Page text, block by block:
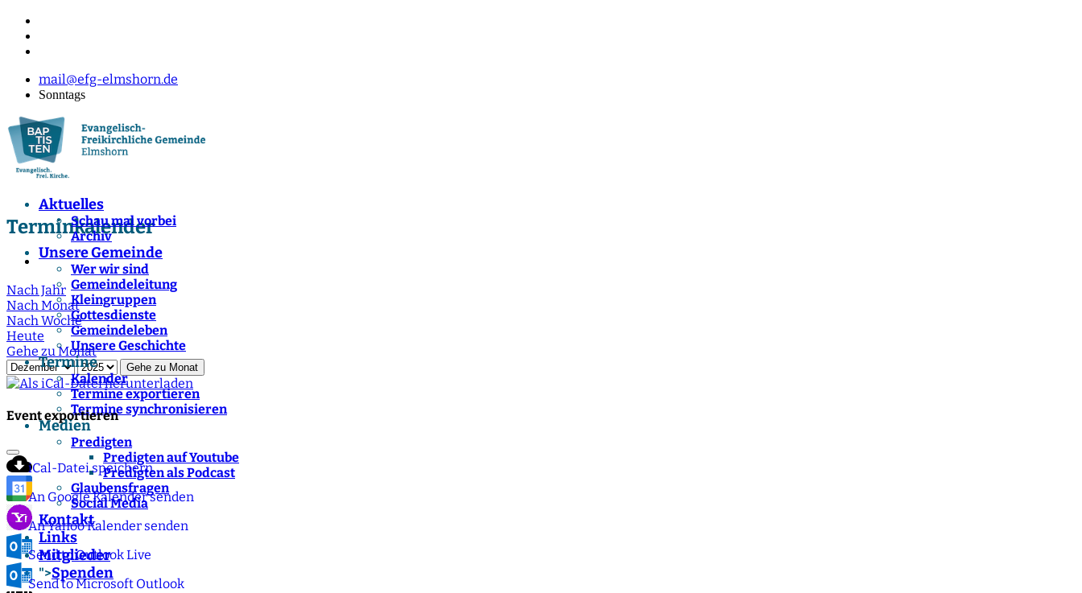
mail@efg-elmshorn.de
Sonntags
Aktuelles
Schau mal vorbei
Archiv
Unsere Gemeinde
Wer wir sind
Gemeindeleitung
Kleingruppen
Gottesdienste
Gemeindeleben
Unsere Geschichte
Termine
Kalender
Termine exportieren
Termine synchronisieren
Medien
Predigten
Predigten auf Youtube
Predigten als Podcast
Glaubensfragen
Social Media
Kontakt
Links
Mitglieder
">Spenden
Terminkalender
Nach Jahr
Nach Monat
Nach Woche
Heute
Gehe zu Monat
Gehe zu Monat
Event exportieren
iCal-Datei speichern
An Google Kalender senden
An Yahoo Kalender senden
Send to Outlook Live
Send to Microsoft Outlook